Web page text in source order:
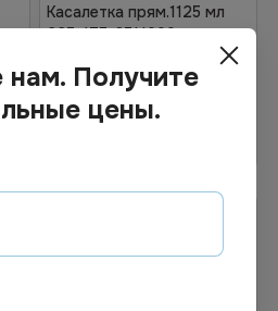
Касалетка прям.1125 мл
225х175х35*1000 шт.кр
Получите
цены.